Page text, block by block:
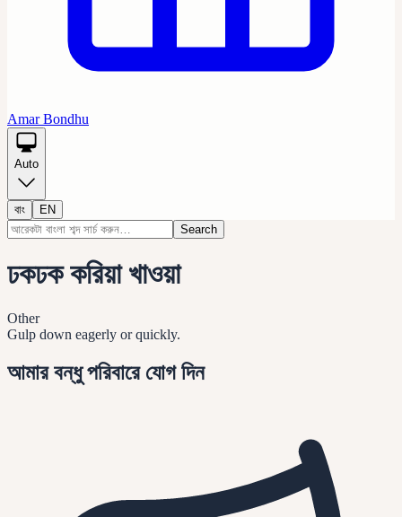
Amar Bondhu
Auto
বাং
EN
Search
ঢকঢক করিয়া খাওয়া
Other
Gulp down eagerly or quickly.
আমার বন্ধু পরিবারে যোগ দিন